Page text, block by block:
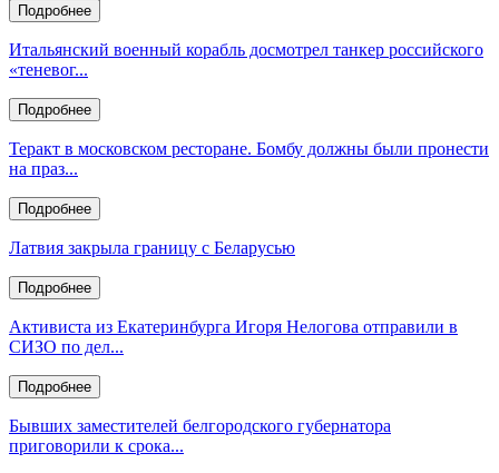
Подробнее
Итальянский военный корабль досмотрел танкер российского
«теневог...
Подробнее
Теракт в московском ресторане. Бомбу должны были пронести
на праз...
Подробнее
Латвия закрыла границу с Беларусью
Подробнее
Активиста из Екатеринбурга Игоря Нелогова отправили в
СИЗО по дел...
Подробнее
Бывших заместителей белгородского губернатора
приговорили к срока...